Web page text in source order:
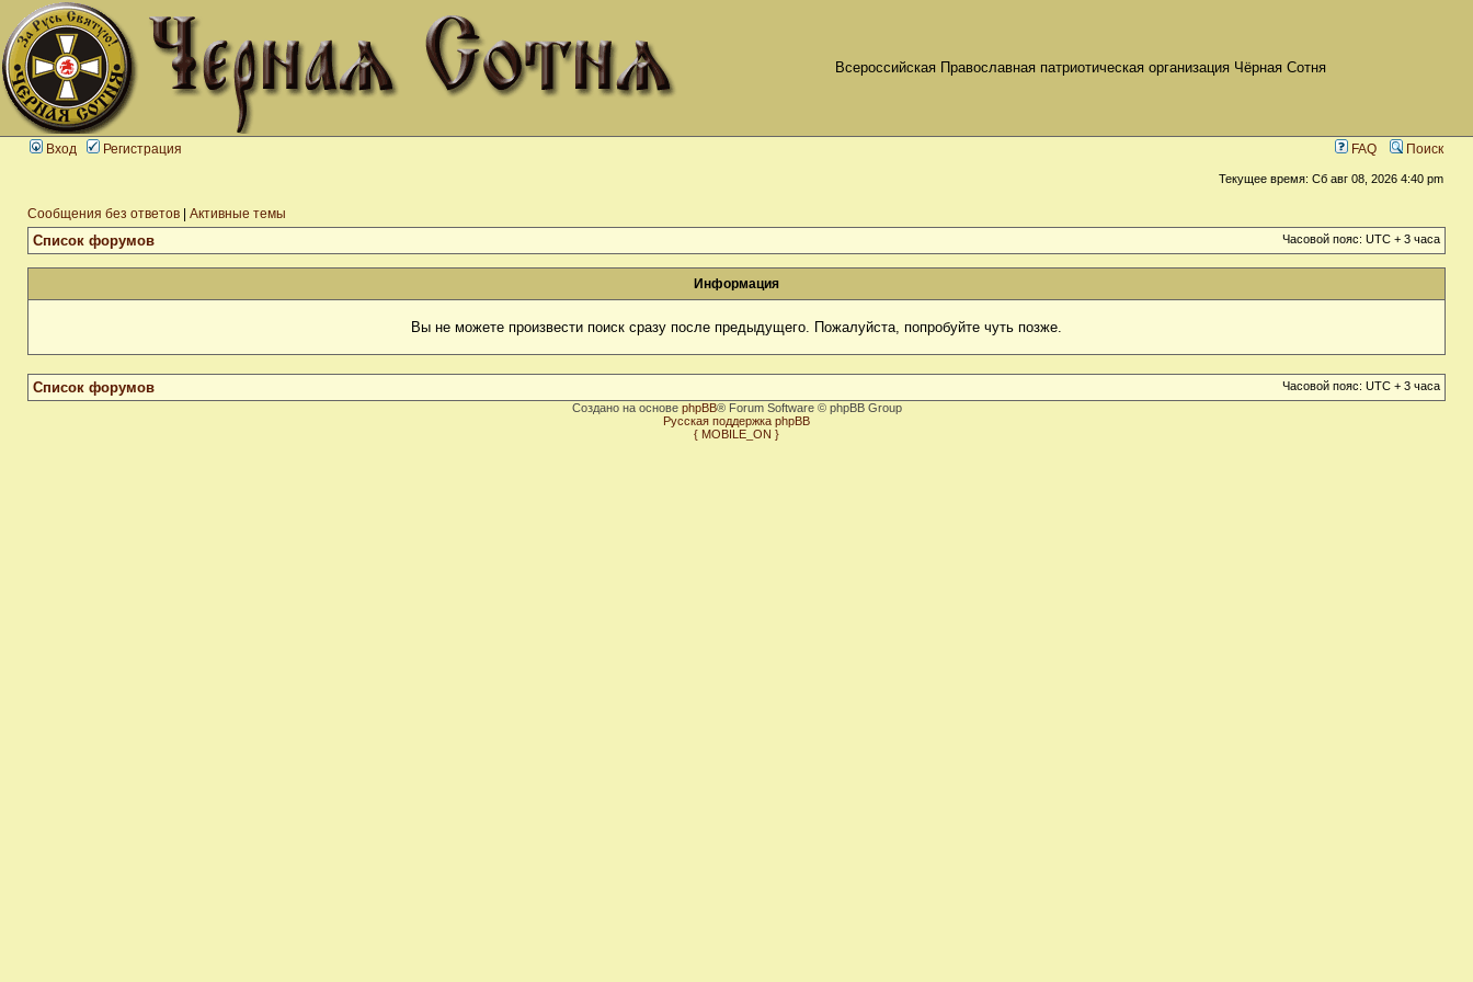
Всероссийская Православная патриотическая организация Чёрная Сотня
Вход Регистрация FAQ Поиск
Текущее время: Сб авг 08, 2026 4:40 pm
Сообщения без ответов Активные темы
Список форумов Часовой пояс: UTC + 3 часа
Информация
Вы не можете произвести поиск сразу после предыдущего. Пожалуйста, попробуйте чуть позже.
Список форумов
Часовой пояс: UTC + 3 часа
Создано на основе phpBB® Forum Software © phpBB Group
Русская поддержка phpBB
{ MOBILE_ON }